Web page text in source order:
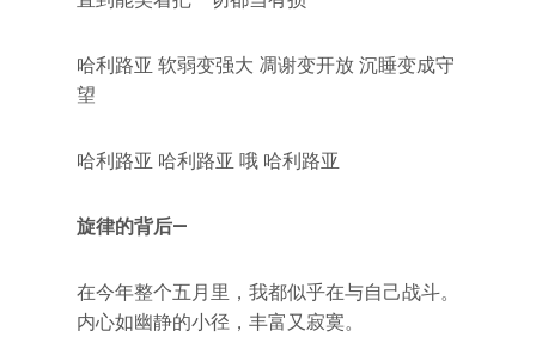
哈利路亚 软弱变强大 凋谢变开放 沉睡变成守
望
哈利路亚 哈利路亚 哦 哈利路亚
旋律的背后—
在今年整个五月里，我都似乎在与自己战斗。
内心如幽静的小径，丰富又寂寞。